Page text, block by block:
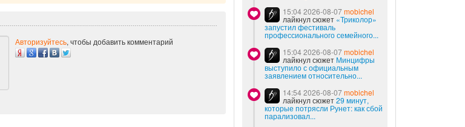
Авторизуйтесь, чтобы добавить комментарий
15:04 2026-08-07mobichel
лайкнул сюжет «Триколор»
запустил фестиваль
профессионального семейного...
15:04 2026-08-07mobichel
лайкнул сюжет Минцифры
выступило с официальным
заявлением относительно...
14:54 2026-08-07mobichel
лайкнул сюжет29 минут,
которые потрясли Рунет: как сбой
парализовал...